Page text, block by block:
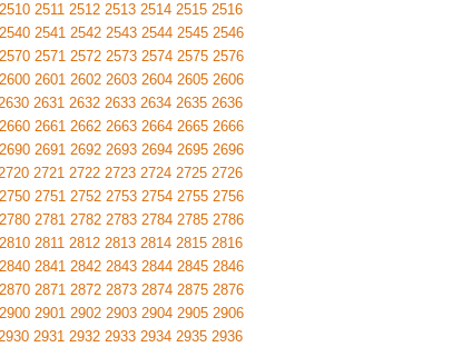
2510 2511 2512 2513 2514 2515 2516
2540 2541 2542 2543 2544 2545 2546
2570 2571 2572 2573 2574 2575 2576
2600 2601 2602 2603 2604 2605 2606
2631 2632 2633 2634 2635 2636
2660 2661 2662 2663 2664 2665 2666
2690 2691 2692 2693 2694 2695 2696
2721 2722 2723 2724 2725 2726
2750 2751 2752 2753 2754 2755 2756
2780 2781 2782 2783 2784 2785 2786
2810 2811 2812 2813 2814 2815 2816
2840 2841 2842 2843 2844 2845 2846
2870 2871 2872 2873 2874 2875 2876
2900 2901 2902 2903 2904 2905 2906
2931 2932 2933 2934 2935 2936